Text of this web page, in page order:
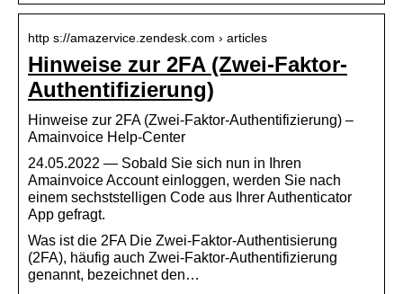
http s://amazervice.zendesk.com › articles
Hinweise zur 2FA (Zwei-Faktor-
Authentifizierung)
Hinweise zur 2FA (Zwei-Faktor-Authentifizierung) –
Amainvoice Help-Center
24.05.2022 — Sobald Sie sich nun in Ihren
Amainvoice Account einloggen, werden Sie nach
einem sechststelligen Code aus Ihrer Authenticator
App gefragt.
Was ist die 2FA Die Zwei-Faktor-Authentisierung
(2FA), häufig auch Zwei-Faktor-Authentifizierung
genannt, bezeichnet den…